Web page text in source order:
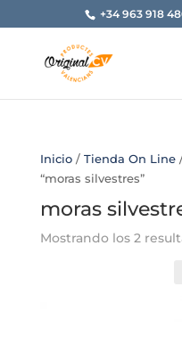
+34 963 918
Inicio/ Tienda On Line/
“moras silvestres”
moras
Mostrando los 2